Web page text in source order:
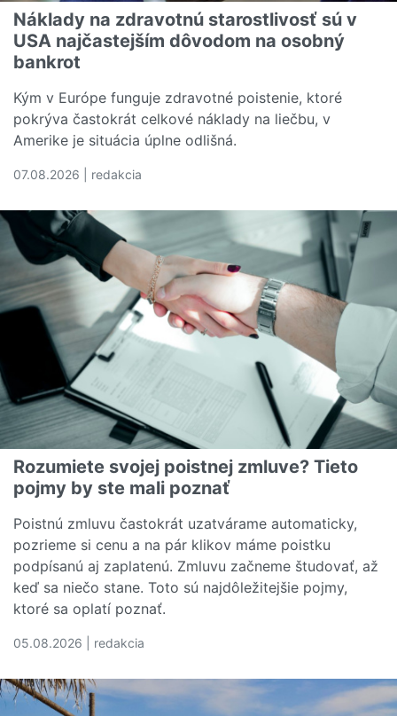
Náklady na zdravotnú starostlivosť sú v
USA najčastejším dôvodom na osobný
bankrot
Kým v Európe funguje zdravotné poistenie, ktoré
pokrýva častokrát celkové náklady na liečbu, v
Amerike je situácia úplne odlišná.
07.08.2026 | redakcia
Rozumiete svojej poistnej zmluve? Tieto
pojmy by ste mali poznať
Poistnú zmluvu častokrát uzatvárame automaticky,
pozrieme si cenu a na pár klikov máme poistku
podpísanú aj zaplatenú. Zmluvu začneme študovať, až
keď sa niečo stane. Toto sú najdôležitejšie pojmy,
ktoré sa oplatí poznať.
05.08.2026 | redakcia